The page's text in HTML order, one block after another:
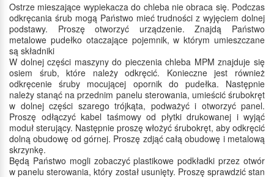
Ostrze mieszające wypiekacza do chleba nie obraca się. Podczas
odkręcania śrub mogą Państwo mieć trudności z wyjęciem dolnej
podstawy. Proszę otworzyć urządzenie. Znajdą Państwo
metalowe pudełko otaczające pojemnik, w którym umieszczane
są składniki
W dolnej części maszyny do pieczenia chleba MPM znajduje się
osiem śrub, które należy odkręcić. Konieczne jest również
odkręcenie śruby mocującej opornik do pudełka. Następnie
należy stanąć na przednim panelu sterowania, umieścić śrubokręt
w dolnej części szarego trójkąta, podważyć i otworzyć panel.
Proszę odłączyć kabel taśmowy od płytki drukowanej i wyjąć
moduł sterujący. Następnie proszę włożyć śrubokręt, aby odkręcić
dolną obudowę od górnej. Proszę zdjąć całą obudowę i metalową
skrzynkę.
Będą Państwo mogli zobaczyć plastikowe podkładki przez otwór
w panelu sterowania, który został usunięty. Proszę sprawdzić stan